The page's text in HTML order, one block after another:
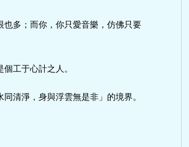
也多；而你，你只愛音樂，仿佛只要
工于心計之人。
清淨，身與浮雲無是非」的境界。